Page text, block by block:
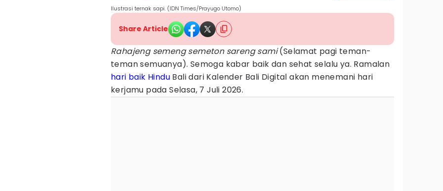
Ilustrasi ternak sapi. (IDN Times/Prayugo Utomo)
Share Article
Rahajeng semeng semeton sareng sami(Selamat pagi teman-
teman semuanya). Semoga kabar baik dan sehat selalu ya. Ramalan
hari baik Hindu Bali dari Kalender Bali Digital akan menemani hari
kerjamu pada Selasa, 7 Juli 2026.